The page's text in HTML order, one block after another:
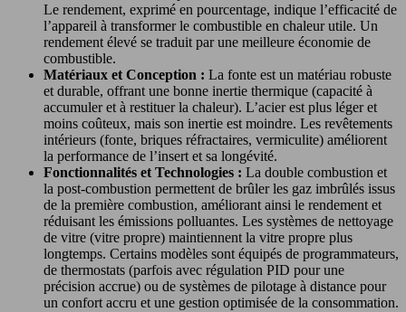
Le rendement, exprimé en pourcentage, indique l’efficacité de
l’appareil à transformer le combustible en chaleur utile. Un
rendement élevé se traduit par une meilleure économie de
combustible.
Matériaux et Conception : La fonte est un matériau robuste
et durable, offrant une bonne inertie thermique (capacité à
accumuler et à restituer la chaleur). L’acier est plus léger et
moins coûteux, mais son inertie est moindre. Les revêtements
intérieurs (fonte, briques réfractaires, vermiculite) améliorent
la performance de l’insert et sa longévité.
Fonctionnalités et Technologies : La double combustion et
la post-combustion permettent de brûler les gaz imbrûlés issus
de la première combustion, améliorant ainsi le rendement et
réduisant les émissions polluantes. Les systèmes de nettoyage
de vitre (vitre propre) maintiennent la vitre propre plus
longtemps. Certains modèles sont équipés de programmateurs,
de thermostats (parfois avec régulation PID pour une
précision accrue) ou de systèmes de pilotage à distance pour
un confort accru et une gestion optimisée de la consommation.